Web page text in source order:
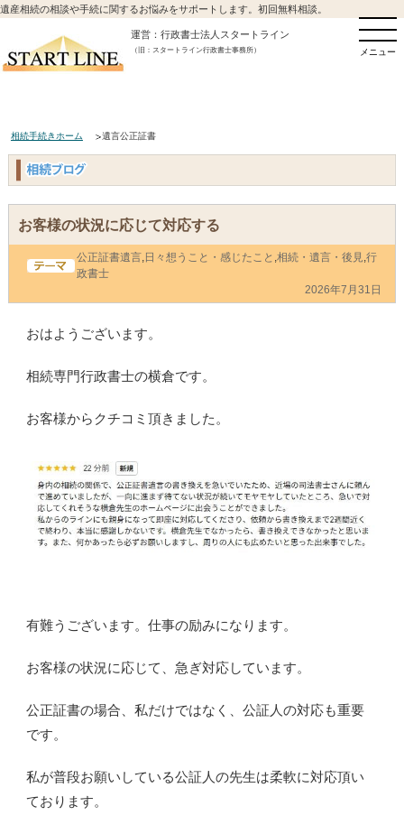
遺産相続の相談や手続に関するお悩みをサポートします。初回無料相談。
運営：行政書士法人スタートライン
（旧：スタートライン行政書士事務所） メニュー
相続手続きホーム 遺言公正証書
お客様の状況に応じて対応する
公正証書遺言,日々想うこと・感じたこと ,相続・遺言・後見,行
政書士
2026年7月31日
おはようございます。
相続専門行政書士の横倉です。
お客様からクチコミ頂きました。
有難うございます。仕事の励みになります。
お客様の状況に応じて、急ぎ対応しています。
公正証書の場合、私だけではなく、公証人の対応も重要
です。
私が普段お願いしている公証人の先生は柔軟に対応頂い
ております。